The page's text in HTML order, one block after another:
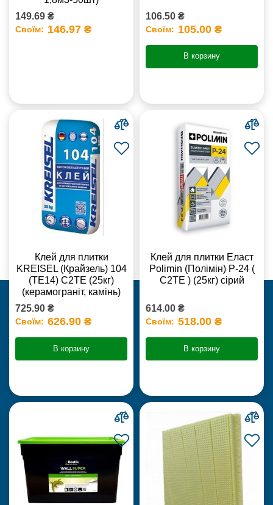
149.69 ₴
Своїм: 146.97 ₴
106.50 ₴
Своїм: 105.00 ₴
В корзину
Клей для плитки
KREISEL (Крайзель) 104
(ТЕ14) С2TE (25кг)
(керамограніт, камінь)
725.90 ₴
Своїм: 626.90 ₴
В корзину
Клей для плитки Еласт
Polimin (Полімін) Р-24 (
С2ТЕ ) (25кг) сірий
614.00 ₴
Своїм: 518.00 ₴
В корзину